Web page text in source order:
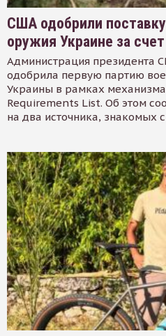
США одобрили
оружия Украине за
Администрация президента
одобрила первую партию
Украины в рамках
Requirements List. Об этом
на два источника, знакомых